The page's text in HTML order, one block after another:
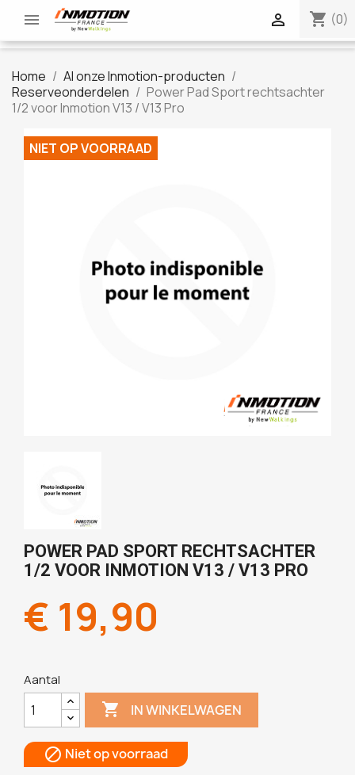
 shopping_cart (0)

Home
Al onze Inmotion-producten
Reserveonderdelen
Power Pad Sport rechtsachter
1/2 voor Inmotion V13 / V13 Pro
NIET OP VOORRAAD
POWER PAD SPORT RECHTSACHTER
1/2 VOOR INMOTION V13 / V13 PRO
€ 19,90
Aantal
 IN WINKELWAGEN
 Niet op voorraad